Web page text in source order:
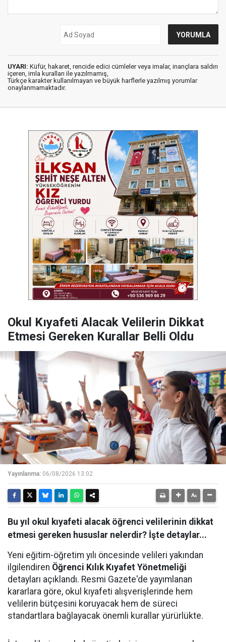
UYARI: Küfür, hakaret, rencide edici cümleler veya imalar, inançlara saldırı
içeren, imla kuralları ile yazılmamış,
Türkçe karakter kullanılmayan ve büyük harflerle yazılmış yorumlar
onaylanmamaktadır.
Okul Kıyafeti Alacak Velilerin Dikkat
Etmesi Gereken Kurallar Belli Oldu
Yayınlanma: 06/08/2026 13:02
Bu yıl okul kıyafeti alacak öğrenci velilerinin dikkat
etmesi gereken hususlar nelerdir? İşte detaylar...
Yeni eğitim-öğretim yılı öncesinde velileri yakından
ilgilendiren Öğrenci Kılık Kıyafet Yönetmeliği
detayları açıklandı. Resmi Gazete'de yayımlanan
kararlara göre, okul kıyafeti alışverişlerinde hem
velilerin bütçesini koruyacak hem de süreci
standartlara bağlayacak önemli kurallar yürürlükte.